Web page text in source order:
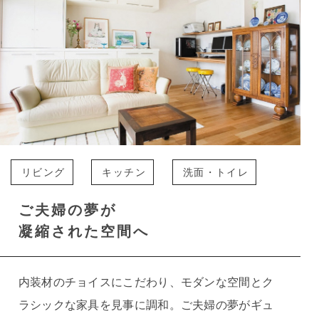
リビング キッチン 洗面・トイレ
ご夫婦の夢が
凝縮された空間へ
内装材のチョイスにこだわり、モダンな空間とク
ラシックな家具を見事に調和。ご夫婦の夢がギュ